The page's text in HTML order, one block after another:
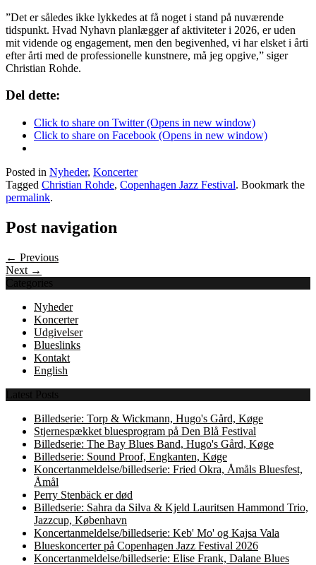
”Det er således ikke lykkedes at få noget i stand på nuværende
tidspunkt. Hvad Nyhavn planlægger af aktiviteter i 2026, er uden
mit vidende og engagement, men den begivenhed, vi har elsket i årti
efter årti med de professionelle kunstnere, må jeg opgive,” siger
Christian Rohde.
Del dette:
Click to share on Twitter (Opens in new window)
Click to share on Facebook (Opens in new window)
Posted in Nyheder, Koncerter
Tagged Christian Rohde, Copenhagen Jazz Festival. Bookmark the
permalink.
Post navigation
← Previous
Next →
Categories
Nyheder
Koncerter
Udgivelser
Blueslinks
Kontakt
English
Latest Posts
Billedserie: Torp & Wickmann, Hugo's Gård, Køge
Stjernespækket bluesprogram på Den Blå Festival
Billedserie: The Bay Blues Band, Hugo's Gård, Køge
Billedserie: Sound Proof, Engkanten, Køge
Koncertanmeldelse/billedserie: Fried Okra, Åmåls Bluesfest,
Åmål
Perry Stenbäck er død
Billedserie: Sahra da Silva & Kjeld Lauritsen Hammond Trio,
Jazzcup, København
Koncertanmeldelse/billedserie: Keb' Mo' og Kajsa Vala
Blueskoncerter på Copenhagen Jazz Festival 2026
Koncertanmeldelse/billedserie: Elise Frank, Dalane Blues